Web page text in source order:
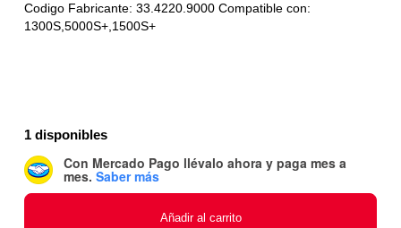
Codigo Fabricante: 33.4220.9000 Compatible con:
1300S,5000S+,1500S+
1 disponibles
Con Mercado Pago llévalo ahora y paga mes a
mes. Saber más
Añadir al carrito